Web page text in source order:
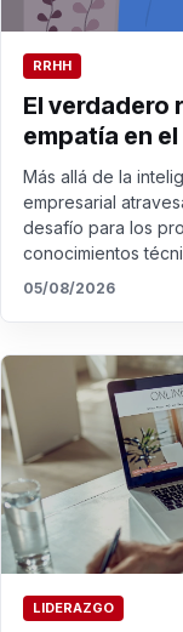
RRHH
El verdadero
empatía en
Más allá de la
empresarial
desafío para los
conocimientos
05/08/2026
LIDERAZGO